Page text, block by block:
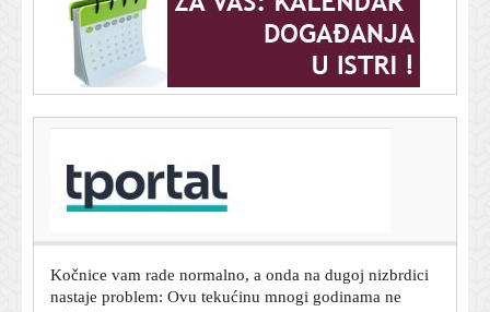
Mehaničari upozoravaju: Ovaj slatkasti miris u kabini
može otkriti ozbiljan kvar
nastaje problem: Ovu tekućinu mnogi godinama ne
mijenjaju